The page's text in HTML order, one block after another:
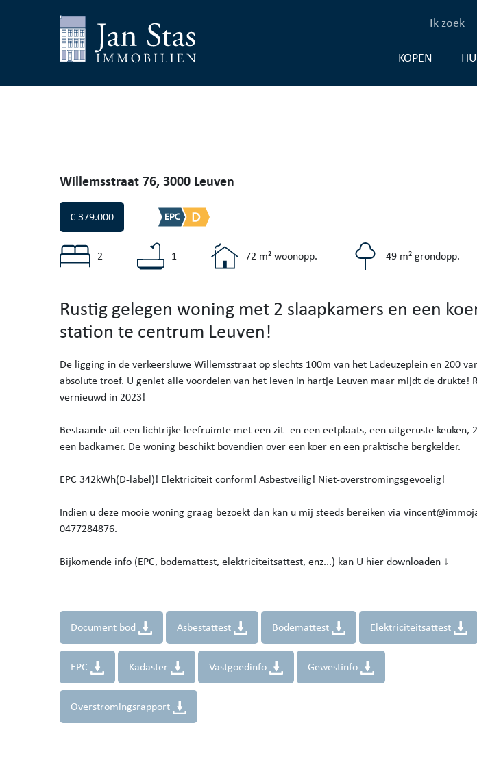
Ik zoek
KOPEN
Willemsstraat 76, 3000 Leuven
€ 379.000
2 1 72 m² woonopp. 49 m² grondopp.
Rustig gelegen woning met 2 slaapkamers en een
station te centrum Leuven!
De ligging in de verkeersluwe Willemsstraat op slechts 100m van het Ladeuzeplein en 200
absolute troef. U geniet alle voordelen van het leven in hartje Leuven maar mijdt de drukte!
vernieuwd in 2023!
Bestaande uit een lichtrijke leefruimte met een zit- en een eetplaats, een uitgeruste keuken,
een badkamer. De woning beschikt bovendien over een koer en een praktische bergkelder.
EPC 342kWh(D-label)! Elektriciteit conform! Asbestveilig! Niet-overstromingsgevoelig!
Indien u deze mooie woning graag bezoekt dan kan u mij steeds bereiken via
0477284876.
Bijkomende info (EPC, bodemattest, elektriciteitsattest, enz...) kan U hier downloaden ↓
Document bod Asbestattest Bodemattest Elektriciteitsattest
EPC Kadaster Vastgoedinfo Gewestinfo
Overstromingsrapport